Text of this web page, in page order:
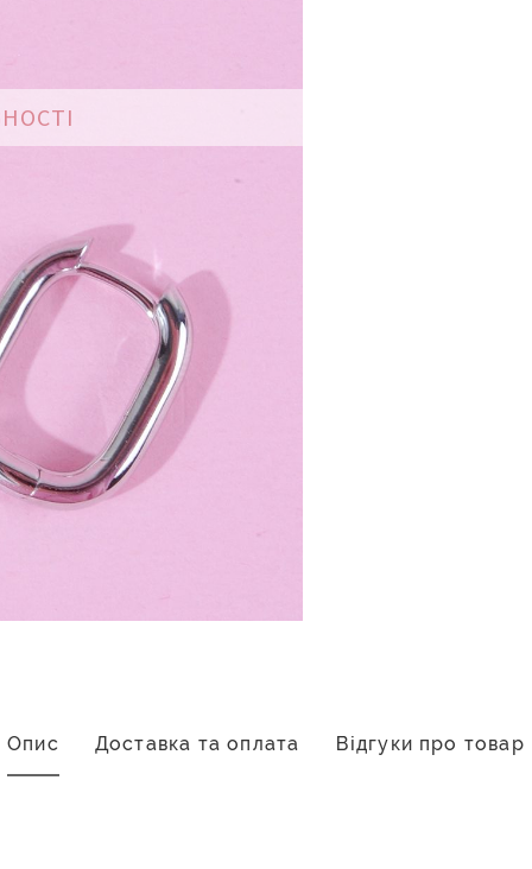
Опис Доставка та оплата Відгуки про товар